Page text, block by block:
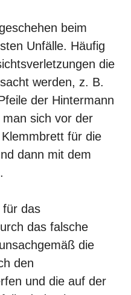
beim
Unfälle. Häufig
die
werden, z. B.
der Hintermann
sich vor der
für die
dann mit dem
für das
das falsche
die
den
und die auf der